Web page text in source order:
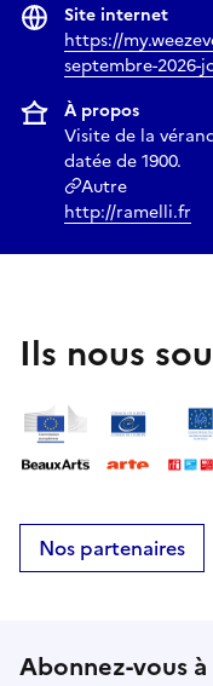
Site internet
https://
septembre-2026-
À propos
Visite de la
datée de 1900.
Autre
http://ramelli.fr
Ils nous
Nos partenaires
Abonnez-vous